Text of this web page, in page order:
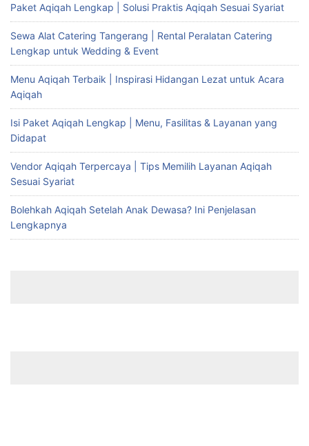
Paket Aqiqah Lengkap | Solusi Praktis Aqiqah Sesuai Syariat
Sewa Alat Catering Tangerang | Rental Peralatan Catering
Lengkap untuk Wedding & Event
Menu Aqiqah Terbaik | Inspirasi Hidangan Lezat untuk Acara
Aqiqah
Isi Paket Aqiqah Lengkap | Menu, Fasilitas & Layanan yang
Didapat
Vendor Aqiqah Terpercaya | Tips Memilih Layanan Aqiqah
Sesuai Syariat
Bolehkah Aqiqah Setelah Anak Dewasa? Ini Penjelasan
Lengkapnya